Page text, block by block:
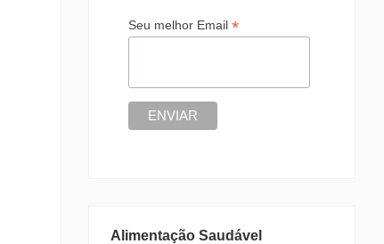
Seu melhor Email *
Alimentação Saudável